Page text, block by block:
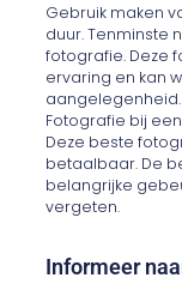
Gebruik maken
duur. Tenminste
fotografie. Deze
ervaring en kan
Fotografie bij
Deze beste
betaalbaar. De
belangrijke
vergeten.
Informeer